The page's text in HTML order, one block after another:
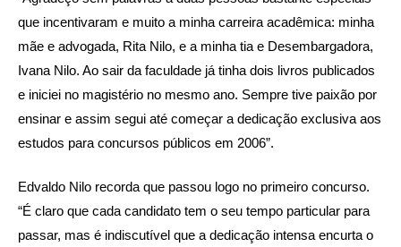
que incentivaram e muito a minha carreira acadêmica: minha
mãe e advogada, Rita Nilo, e a minha tia e Desembargadora,
Ivana Nilo. Ao sair da faculdade já tinha dois livros publicados
e iniciei no magistério no mesmo ano. Sempre tive paixão por
ensinar e assim segui até começar a dedicação exclusiva aos
estudos para concursos públicos em 2006”.
Edvaldo Nilo recorda que passou logo no primeiro concurso.
“É claro que cada candidato tem o seu tempo particular para
passar, mas é indiscutível que a dedicação intensa encurta o